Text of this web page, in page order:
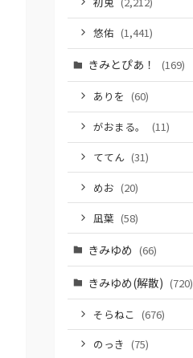
悠佑 (1,441)
きみとぴあ！ (169)
ありを (60)
がおまる。
(11)
ててん (31)
めお (20)
凪葉 (58)
きみゆめ (66)
きみゆめ(解散) (720)
そらねこ (676)
のっき (75)